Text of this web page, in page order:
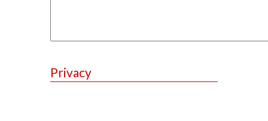
Privacy